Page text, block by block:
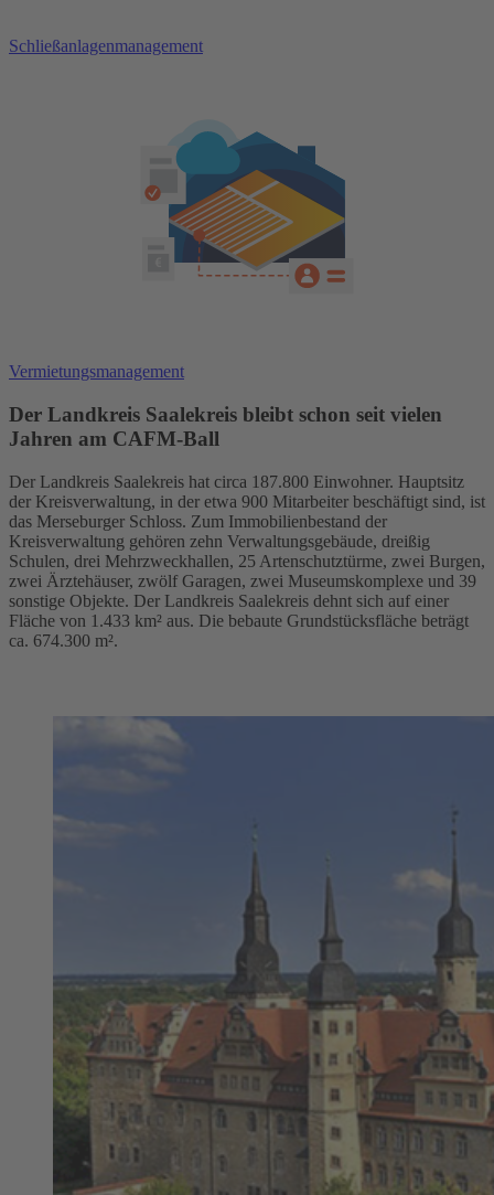
Schließanlagenmanagement
Vermietungsmanagement
Der Landkreis Saalekreis bleibt schon seit vielen
Jahren am CAFM-Ball
Der Landkreis Saalekreis hat circa 187.800 Einwohner. Hauptsitz
der Kreisverwaltung, in der etwa 900 Mitarbeiter beschäftigt sind, ist
das Merseburger Schloss. Zum Immobilienbestand der
Kreisverwaltung gehören zehn Verwaltungsgebäude, dreißig
Schulen, drei Mehrzweckhallen, 25 Artenschutztürme, zwei Burgen,
zwei Ärztehäuser, zwölf Garagen, zwei Museumskomplexe und 39
sonstige Objekte. Der Landkreis Saalekreis dehnt sich auf einer
Fläche von 1.433 km² aus. Die bebaute Grundstücksfläche beträgt
ca. 674.300 m².